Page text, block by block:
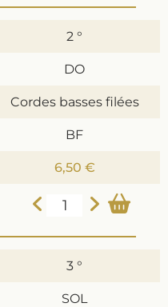
2 °
DO
Cordes basses filées
BF
6,50 €
3 °
SOL